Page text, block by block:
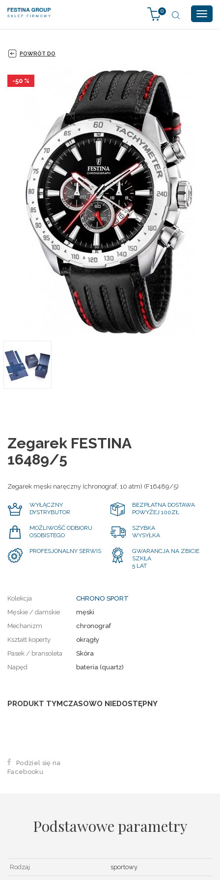
0
POWRÓT DO
-50 %
Zegarek FESTINA
16489/5
Zegarek męski naręczny (chronograf, 10 atm) (F16489/5)
WYŁĄCZNY
DYSTRYBUTOR
BEZPŁATNA DOSTAWA
POWYŻEJ 100ZŁ
MOŻLIWOŚĆ ODBIORU
OSOBISTEGO
SZYBKA
WYSYŁKA
PROFESJONALNY SERWIS
GWARANCJA NA ZBICIE
SZKŁA
5 LAT
Kolekcja
CHRONO SPORT
Męskie / damskie
męski
Mechanizm
chronograf
Kształt koperty
okrągły
Pasek / bransoleta
Skóra
Napęd
bateria (quartz)
PRODUKT TYMCZASOWO NIEDOSTĘPNY
Podziel się na
Facebooku
Podstawowe parametry
Rodzaj sportowy